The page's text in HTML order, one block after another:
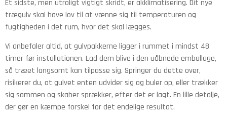
Et sidste, men utroligt vigtigt skridt, er akklimatisering. Dit nye
trægulv skal have lov til at vænne sig til temperaturen og
fugtigheden i det rum, hvor det skal lægges.
Vi anbefaler altid, at gulvpakkerne ligger i rummet i mindst 48
timer før installationen. Lad dem blive i den uåbnede emballage,
så træet langsomt kan tilpasse sig. Springer du dette over,
risikerer du, at gulvet enten udvider sig og buler op, eller trækker
sig sammen og skaber sprækker, efter det er lagt. En lille detalje,
der gør en kæmpe forskel for det endelige resultat.